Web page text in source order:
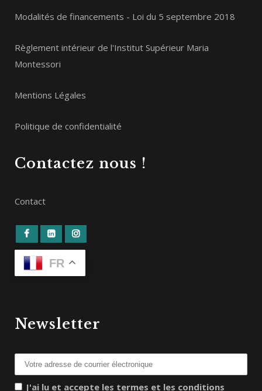
Modalités de financements - Loi du 5 septembre 2018
Règlement intérieur de l'Institut Supérieur Maria
Montessori
Mentions Légales
Politique de confidentialité
Contactez nous !
Contact
FR
Newsletter
J'ai lu et accepte les termes et les conditions